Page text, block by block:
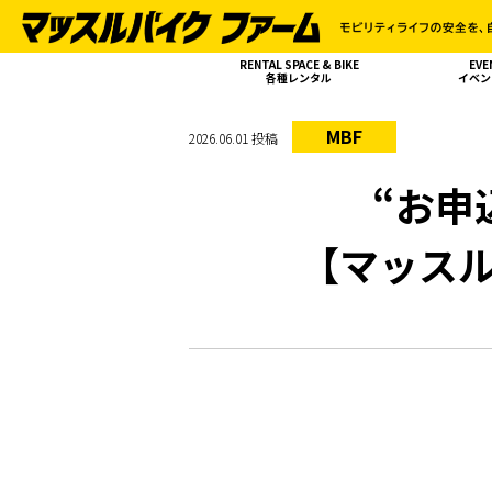
RENTAL SPACE & BIKE
各種レンタル
イベ
2026.06.01 投稿 MBF
“お申
【マッス